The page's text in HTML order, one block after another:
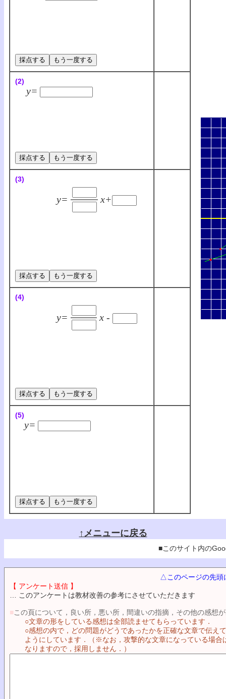
(2)
y=
(3)
y= x+
(4)
y= x -
(5)
y=
↑メニューに戻る
■このサイト内の
△このページの先
【 アンケート送信 】
… このアンケートは教材改善の参考にさせていただきます
■この頁について，良い所，悪い所，間違いの指摘，その他の感想
○文章の形をしている感想は全部読ませてもらっています．
○感想の内で，どの問題がどうであったかを正確な文章で伝え
ようにしています．（※なお，攻撃的な文章になっている場
なりますので，採用しません．）